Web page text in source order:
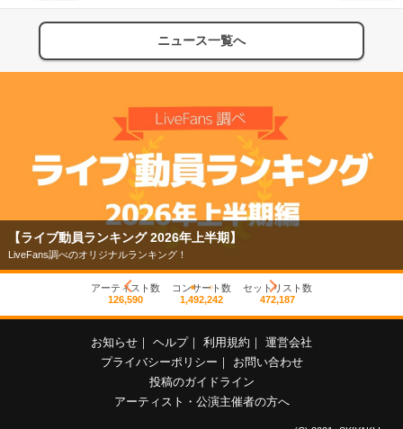
ニュース一覧へ
【ライブ動員ランキング 2026年上半期】
LiveFans調べのオリジナルランキング！
アーティスト数
126,590
コンサート数
1,492,242
セットリスト数
472,187
お知らせ ヘルプ 利用規約
運営会社
プライバシーポリシー
お問い合わせ
投稿のガイドライン
アーティスト・公演主催者の方へ